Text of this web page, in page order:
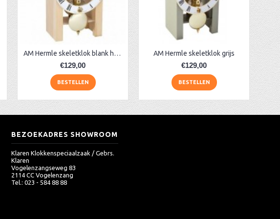
AM Hermle skeletklok blank hout
€129,00
BESTELLEN
AM Hermle skeletklok grijs
€129,00
BESTELLEN
BEZOEKADRES SHOWROOM
Klaren Klokkenspeciaalzaak / Gebrs.
Klaren
Vogelenzangseweg 83
2114 CC Vogelenzang
Tel.: 023 - 584 88 88